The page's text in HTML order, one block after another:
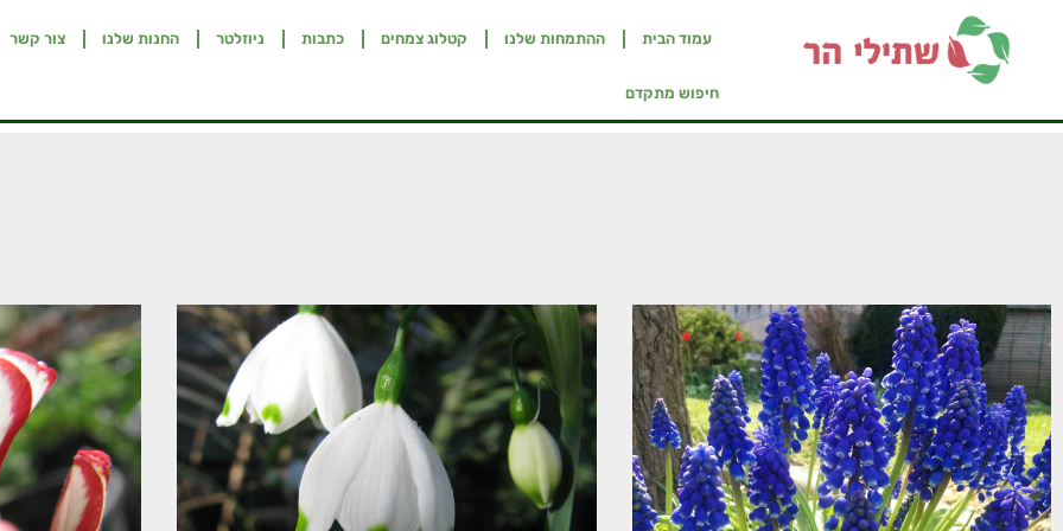
עמוד הבית ההתמחות שלנו קטלוג צמחים כתבות ניוזלטר החנות שלנו צור קשר
חיפוש מתקדם